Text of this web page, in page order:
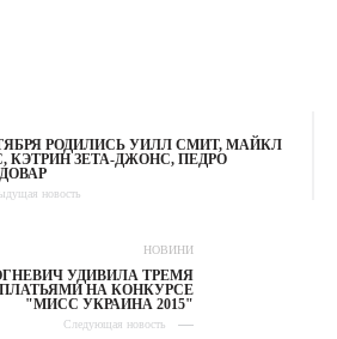
РОДИЛИСЬ УИЛЛ СМИТ, МАЙКЛ
КЭТРИН ЗЕТА-ДЖОНС, ПЕДРО
новость
НОВИНИ
УДИВИЛА ТРЕМЯ
НА КОНКУРСЕ
"МИСС УКРАИНА 2015"
Следующая новость